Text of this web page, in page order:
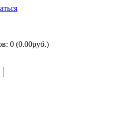
0 (0.00руб.)